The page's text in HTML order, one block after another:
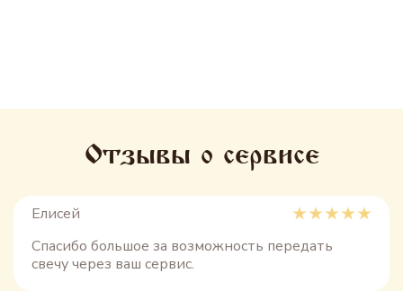
Отзывы о сервисе
Елисей
Спасибо большое за возможность передать
свечу через ваш сервис.